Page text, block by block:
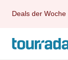
Deals der Woche